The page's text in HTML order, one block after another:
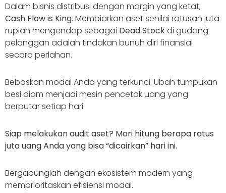
Dalam bisnis distribusi dengan margin yang ketat,
Cash Flow is King. Membiarkan aset senilai ratusan juta
rupiah mengendap sebagai Dead Stockdi gudang
pelanggan adalah tindakan bunuh diri finansial
secara perlahan.
Bebaskan modal Anda yang terkunci. Ubah tumpukan
besi diam menjadi mesin pencetak uang yang
berputar setiap hari.
Siap melakukan audit aset? Mari hitung berapa ratus
juta uang Anda yang bisa “dicairkan” hari ini.
Bergabunglah dengan ekosistem modern yang
memprioritaskan efisiensi modal.